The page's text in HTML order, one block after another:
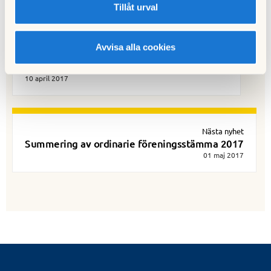
Tillåt urval
Avvisa alla cookies
Kallelse till ordinarie föreningsstämma 2017
10 april 2017
Nästa nyhet
Summering av ordinarie föreningsstämma 2017
01 maj 2017